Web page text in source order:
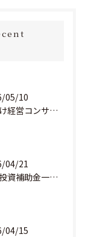
05/10
個人向け経営コンサルタント料金の全貌を徹底解説
04/21
省力化投資補助金一般型を経営コンサルティングと安心して活用するための実践ノウハウ
04/15